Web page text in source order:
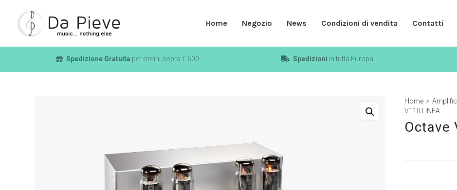
Home Negozio News Condizioni di vendita Contatti
Spedizione Gratuita per ordini sopra € 600 Spedizioni in tutta Europa
Home >
V110 LINEA
Octave